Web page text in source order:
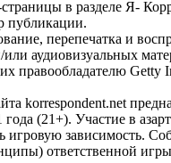
в разделе Я-
публикации.
перепечатка и
аудиовизуальных
правообладателю Getty
korrespondent.net
(21+). Участие в
игровую зависимость.
ответственной